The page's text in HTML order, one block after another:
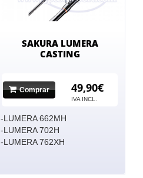
SAKURA LUMERA
CASTING
Comprar 49,90€
IVA INCL.
-LUMERA 662MH
-LUMERA 702H
-LUMERA 762XH